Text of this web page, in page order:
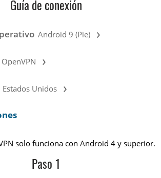
Guía de conexión
Android 9 (Pie) ›
OpenVPN ›
Estados Unidos ›
solo funciona con Android 4 y superior.
Paso 1